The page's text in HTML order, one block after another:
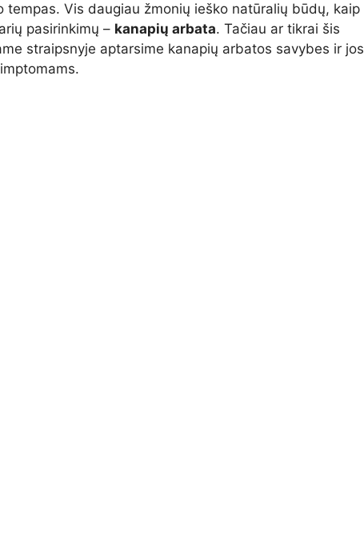
Vis daugiau žmonių ieško natūralių būdų, kaip
pasirinkimų – kanapių arbata. Tačiau ar tikrai šis
straipsnyje aptarsime kanapių arbatos savybes ir jos